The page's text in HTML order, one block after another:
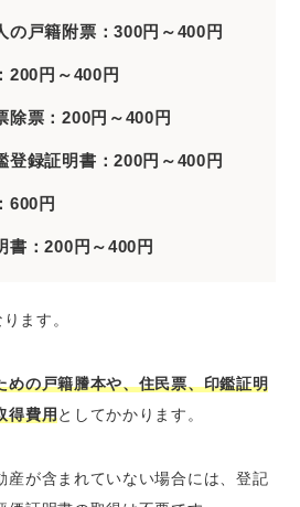
の戸籍附票：300円～400円
200円～400円
除票：200円～400円
登録証明書：200円～400円
600円
書：200円～400円
ます。
めの戸籍謄本や、住民票、印鑑証明
得費用としてかかります。
産が含まれていない場合には、登記